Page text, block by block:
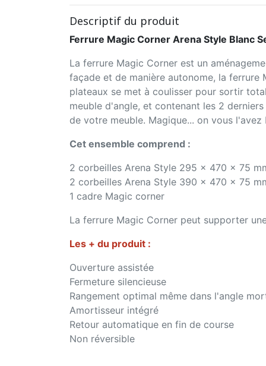
Descriptif du produit
Ferrure Magic Corner Arena Style Blanc
La ferrure Magic Corner est un
façade et de manière autonome, la
plateaux se met à coulisser pour sortir
meuble d'angle, et contenant les 2
de votre meuble. Magique... on vous l'avez
Cet ensemble comprend :
2 corbeilles Arena Style 295 x 470 x 75
2 corbeilles Arena Style 390 x 470 x 75
1 cadre Magic corner
La ferrure Magic Corner peut supporter
Les + du produit :
Ouverture assistée
Fermeture silencieuse
Rangement optimal même dans l'angle
Amortisseur intégré
Retour automatique en fin de course
Non réversible